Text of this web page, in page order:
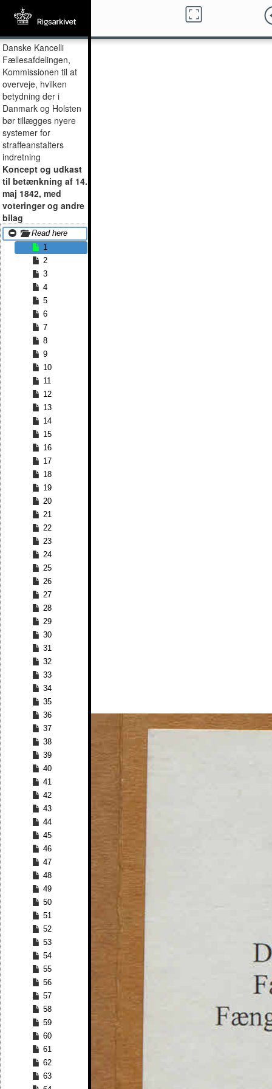
Danske Kancelli
Fællesafdelingen,
Kommissionen til at
overveje, hvilken
betydning der i
Danmark og Holsten
bør tillægges nyere
systemer for
straffeanstalters
indretning
Koncept og udkast
til betænkning af 14.
maj 1842, med
voteringer og andre
bilag
Read here
1
2
3
4
5
6
7
8
9
10
11
12
13
14
15
16
17
18
19
20
21
22
23
24
25
26
27
28
29
30
31
32
33
34
35
36
37
38
39
40
41
42
43
44
45
46
47
48
49
50
51
52
53
54
55
56
57
58
59
60
61
62
63